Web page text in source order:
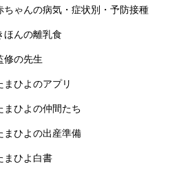
ちゃんの病気・症状別・予防接種
ほんの離乳食
修の先生
まひよのアプリ
まひよの仲間たち
まひよの出産準備
まひよ白書